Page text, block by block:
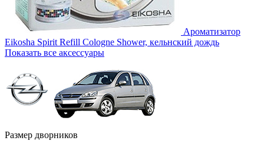
Ароматизатор
Eikosha Spirit Refill Cologne Shower, кельнский дождь
Показать все аксессуары
Размер дворников